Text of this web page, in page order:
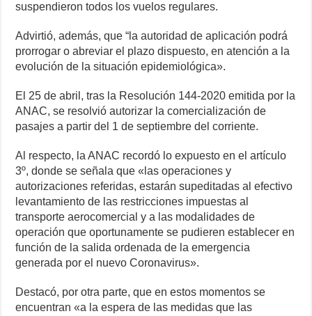
suspendieron todos los vuelos regulares.
Advirtió, además, que “la autoridad de aplicación podrá
prorrogar o abreviar el plazo dispuesto, en atención a la
evolución de la situación epidemiológica».
El 25 de abril, tras la Resolución 144-2020 emitida por la
ANAC, se resolvió autorizar la comercialización de
pasajes a partir del 1 de septiembre del corriente.
Al respecto, la ANAC recordó lo expuesto en el artículo
3º, donde se señala que «las operaciones y
autorizaciones referidas, estarán supeditadas al efectivo
levantamiento de las restricciones impuestas al
transporte aerocomercial y a las modalidades de
operación que oportunamente se pudieren establecer en
función de la salida ordenada de la emergencia
generada por el nuevo Coronavirus».
Destacó, por otra parte, que en estos momentos se
encuentran «a la espera de las medidas que las